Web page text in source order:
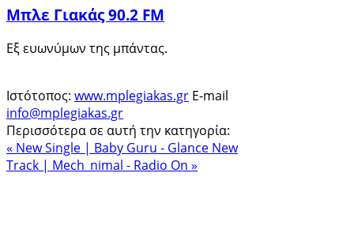
Μπλε Γιακάς 90.2 FM
Εξ ευωνύμων της μπάντας.
Ιστότοπος: www.mplegiakas.gr E-mail
info@mplegiakas.gr
Περισσότερα σε αυτή την κατηγορία:
« New Single | Baby Guru - Glance New
Track | Mech_nimal - Radio On »